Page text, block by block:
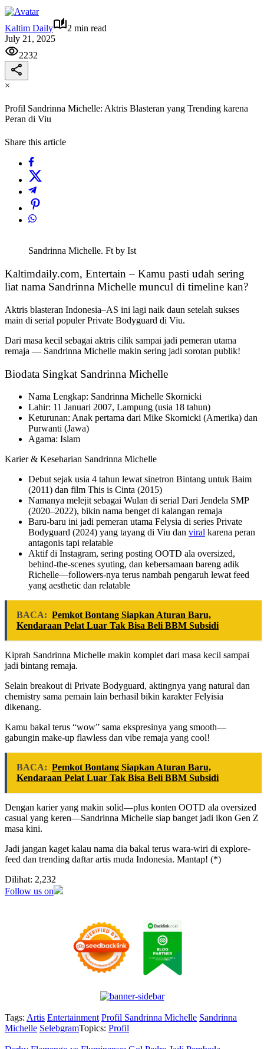
Kaltim Daily
2 min read
July 21, 2025
2232
×
Profil Sandrinna Michelle: Aktris Blasteran yang Trending karena
Peran di Viu
Share this article
Sandrinna Michelle. Ft by Ist
Kaltimdaily.com, Entertain – Kamu pasti udah sering
liat nama Sandrinna Michelle muncul di timeline kan?
Aktris blasteran Indonesia–AS ini lagi naik daun setelah sukses
main di serial populer Private Bodyguard di Viu.
Dari masa kecil sebagai aktris cilik sampai jadi pemeran utama
remaja — Sandrinna Michelle makin sering jadi sorotan publik!
Biodata Singkat Sandrinna Michelle
Nama Lengkap: Sandrinna Michelle Skornicki
Lahir: 11 Januari 2007, Lampung (usia 18 tahun)
Keturunan: Anak pertama dari Mike Skornicki (Amerika) dan
Purwanti (Jawa)
Agama: Islam
Karier & Keseharian Sandrinna Michelle
Debut sejak usia 4 tahun lewat sinetron Bintang untuk Baim
(2011) dan film This is Cinta (2015)
Namanya melejit sebagai Wulan di serial Dari Jendela SMP
(2020–2022), bikin nama benget di kalangan remaja
Baru-baru ini jadi pemeran utama Felysia di series Private
Bodyguard (2024) yang tayang di Viu dan viral karena peran
antagonis tapi relatable
Aktif di Instagram, sering posting OOTD ala oversized,
behind-the-scenes syuting, dan kebersamaan bareng adik
Richelle—followers-nya terus nambah pengaruh lewat feed
yang aesthetic dan relatable
BACA: Pemkot Bontang Siapkan Aturan Baru,
Kendaraan Pelat Luar Tak Bisa Beli BBM Subsidi
Kiprah Sandrinna Michelle makin komplet dari masa kecil sampai
jadi bintang remaja.
Selain breakout di Private Bodyguard, aktingnya yang natural dan
chemistry sama pemain lain berhasil bikin karakter Felyisia
dikenang.
Kamu bakal terus “wow” sama ekspresinya yang smooth—
gabungin make-up flawless dan vibe remaja yang cool!
BACA: Pemkot Bontang Siapkan Aturan Baru,
Kendaraan Pelat Luar Tak Bisa Beli BBM Subsidi
Dengan karier yang makin solid—plus konten OOTD ala oversized
casual yang keren—Sandrinna Michelle siap banget jadi ikon Gen Z
masa kini.
Jadi jangan kaget kalau nama dia bakal terus wara-wiri di explore-
feed dan trending daftar artis muda Indonesia. Mantap! (*)
Dilihat: 2,232
Follow us on
Tags: Artis Entertainment Profil Sandrinna Michelle Sandrinna
Michelle SelebgramTopics: Profil